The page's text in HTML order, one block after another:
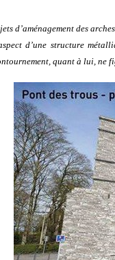
d’aménagement des
d’une structure
quant à lui, ne